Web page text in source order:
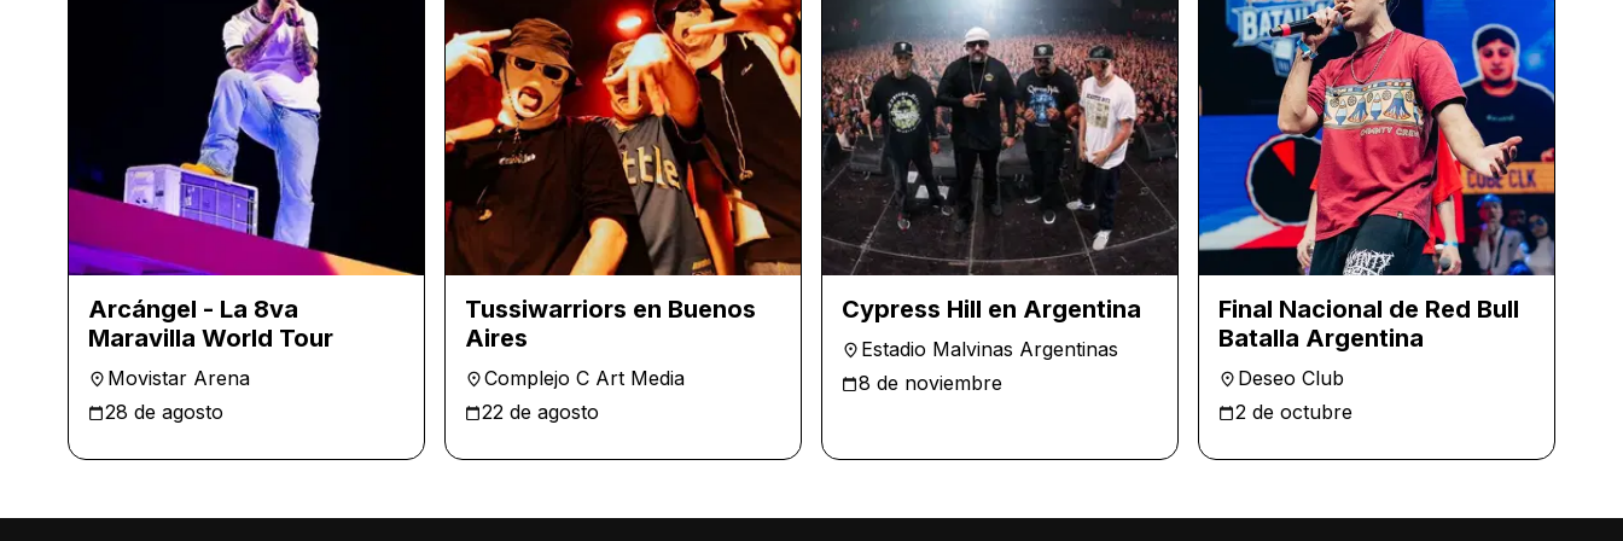
Arcángel - La 8va
Maravilla World Tour
Movistar Arena
28 de agosto
Tussiwarriors en Buenos
Aires
Complejo C Art Media
22 de agosto
Cypress Hill en Argentina
Estadio Malvinas Argentinas
8 de noviembre
Final Nacional de Red Bull
Batalla Argentina
Deseo Club
2 de octubre